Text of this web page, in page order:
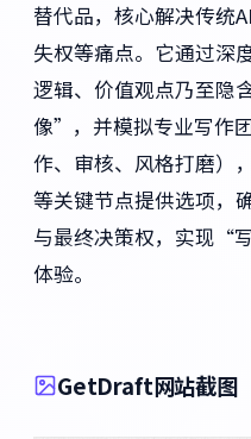
替代品，核心解决传统
失权等痛点。它通过深
逻辑、价值观点乃至隐
像”，并模拟专业写作
作、审核、风格打磨）
等关键节点提供选项，
与最终决策权，实现“
体验。
GetDraft网站截图